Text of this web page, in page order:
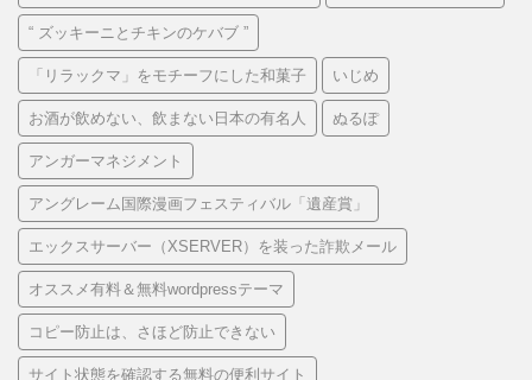
“ ズッキーニとチキンのケバブ ”
「リラックマ」をモチーフにした和菓子 いじめ
お酒が飲めない、飲まない日本の有名人 ぬるぽ
アンガーマネジメント
アングレーム国際漫画フェスティバル「遺産賞」
エックスサーバー（XSERVER）を装った詐欺メール
オススメ有料＆無料wordpressテーマ
コピー防止は、さほど防止できない
サイト状態を確認する無料の便利サイト